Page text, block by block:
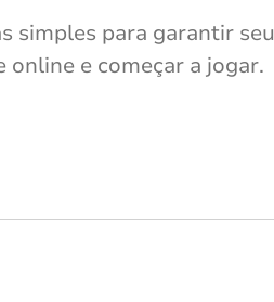
simples para garantir seu
online e começar a jogar.